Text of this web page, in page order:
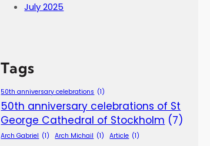
July 2025
Tags
50th anniversary celebrations (1)
50th anniversary celebrations of St
George Cathedral of Stockholm (7)
Arch Gabriel (1) Arch Michail (1) Article (1)